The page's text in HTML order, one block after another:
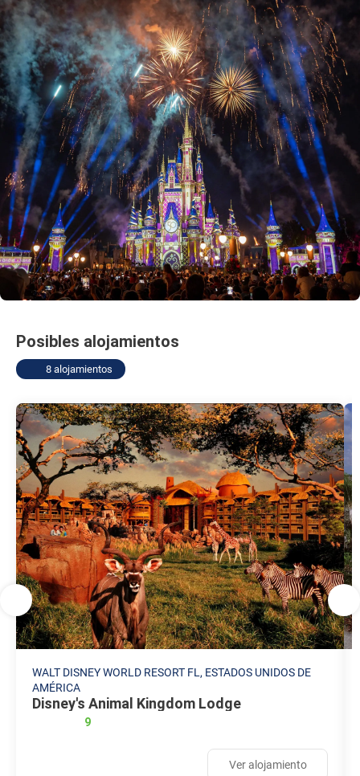
Posibles alojamientos
8 alojamientos
WALT DISNEY WORLD RESORT FL, ESTADOS UNIDOS DE
AMÉRICA
Disney's Animal Kingdom Lodge
9
Ver alojamiento